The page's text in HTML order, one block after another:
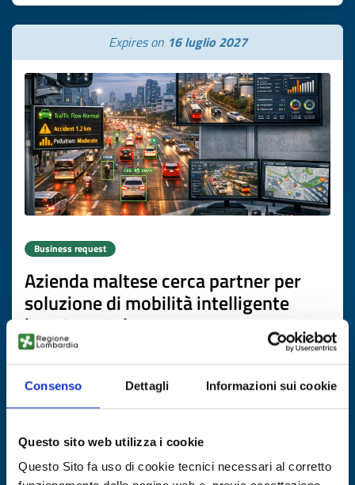
Consenso Dettagli Informazioni sui cookie
Questo sito web utilizza i cookie
Questo Sito fa uso di cookie tecnici necessari al corretto
Expires on 16 luglio 2027
Business request
Azienda maltese cerca partner per
soluzione di mobilità intelligente
basata su telecamere
ID: BRMT20260504027